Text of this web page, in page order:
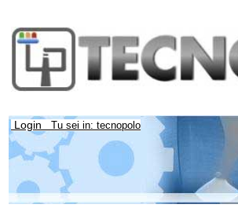
Login Tu sei in: tecnopolo